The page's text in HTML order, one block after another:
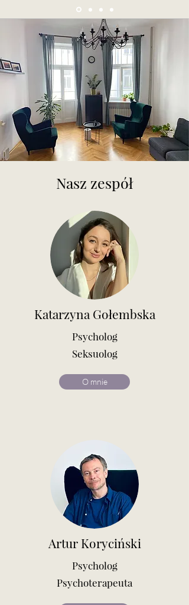
Nasz zespół
Katarzyna Gołembska
Psycholog
Seksuolog
O mnie
Artur Koryciński
Psycholog
Psychoterapeuta